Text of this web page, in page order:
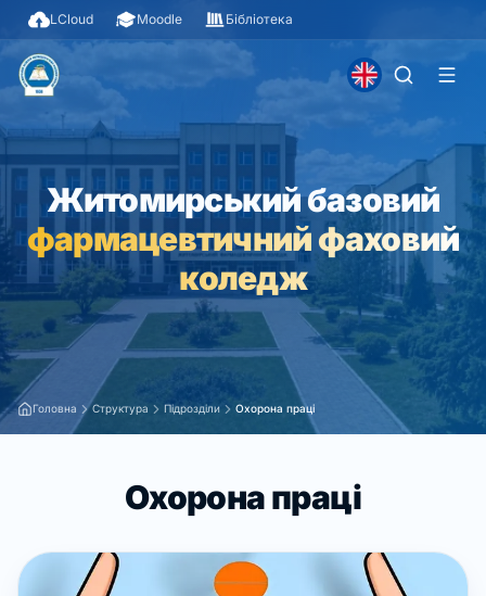
LCloud Moodle Бібліотека
Житомирський базовий
фармацевтичний фаховий
коледж
Головна Структура Підрозділи Охорона праці
Охорона праці